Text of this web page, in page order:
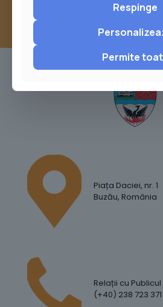
Piața Daciei, nr. 1
Buzău, România
Relații cu Publicul
(+40) 238 723 371
Respinge
Permite